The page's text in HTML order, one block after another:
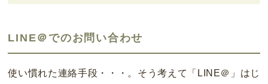
LINE＠でのお問い合わせ
使い慣れた連絡手段・・・。そう考えて「LINE＠」はじ